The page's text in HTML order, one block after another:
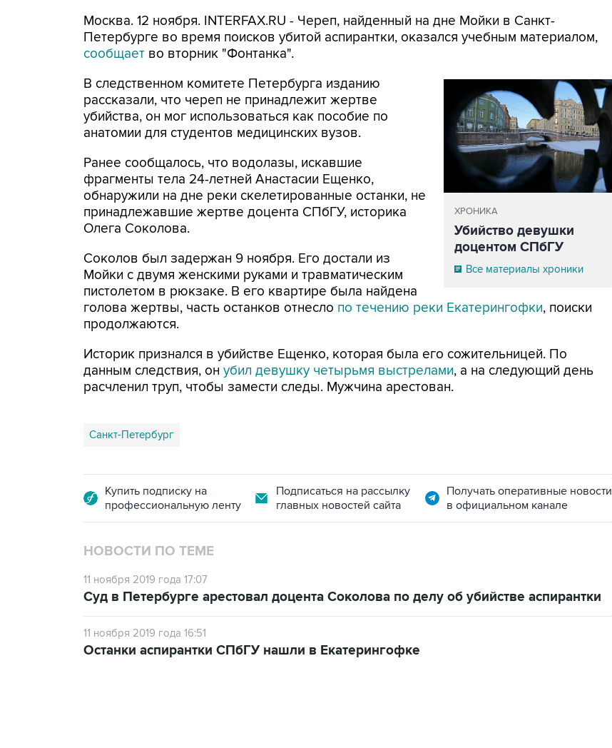
Москва. 12 ноября. INTERFAX.RU - Череп, найденный на дне Мойки в Санкт-
Петербурге во время поисков убитой аспирантки, оказался учебным материалом,
сообщает во вторник "Фонтанка".
ХРОНИКА
Убийство девушки
доцентом СПбГУ
Все материалы хроники
В следственном комитете Петербурга изданию
рассказали, что череп не принадлежит жертве
убийства, он мог использоваться как пособие по
анатомии для студентов медицинских вузов.
Ранее сообщалось, что водолазы, искавшие
фрагменты тела 24-летней Анастасии Ещенко,
обнаружили на дне реки скелетированные останки, не
принадлежавшие жертве доцента СПбГУ, историка
Олега Соколова.
Соколов был задержан 9 ноября. Его достали из
Мойки с двумя женскими руками и травматическим
пистолетом в рюкзаке. В его квартире была найдена
голова жертвы, часть останков отнесло по течению реки Екатерингофки, поиски
продолжаются.
Историк признался в убийстве Ещенко, которая была его сожительницей. По
данным следствия, он убил девушку четырьмя выстрелами, а на следующий день
расчленил труп, чтобы замести следы. Мужчина арестован.
Санкт-Петербург
Купить подписку на
профессиональную ленту
Подписаться на рассылку
главных новостей сайта
Получать оперативные новости
в официальном канале
НОВОСТИ ПО ТЕМЕ
11 ноября 2019 года 17:07
Суд в Петербурге арестовал доцента Соколова по делу об убийстве аспирантки
11 ноября 2019 года 16:51
Останки аспирантки СПбГУ нашли в Екатерингофке